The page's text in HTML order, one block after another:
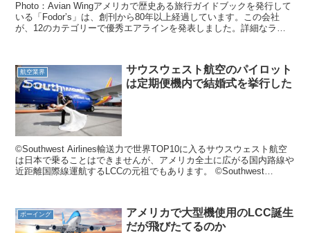
Photo：Avian Wingアメリカで歴史ある旅行ガイドブックを発行して
いる「Fodor’s」は、創刊から80年以上経過しています。この会社
が、12のカテゴリーで優秀エアラインを発表しました。詳細なラン
航空業界
サウスウェスト航空のパイロット
は定期便機内で結婚式を挙行した
©Southwest Airlines輸送力で世界TOP10に入るサウスウェスト航空
は日本で乗ることはできませんが、アメリカ全土に広がる国内路線や
近距離国際線運航するLCCの元祖でもあります。 ©Southwest
ボーイング
アメリカで大型機使用のLCC誕生
だが飛びたてるのか